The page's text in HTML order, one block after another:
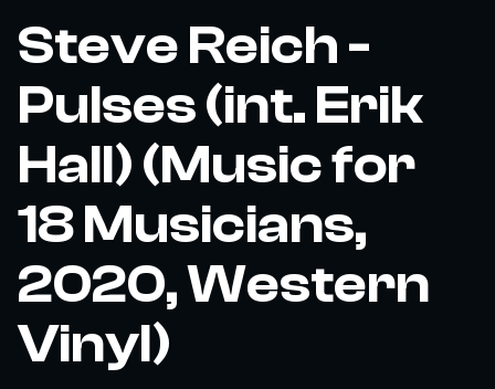
Steve Reich -
Pulses (int. Erik
Hall) (Music for
18 Musicians,
2020, Western
Vinyl)